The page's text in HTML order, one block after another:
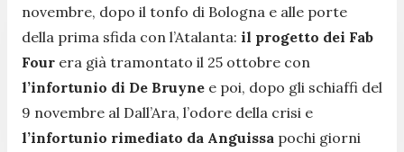
novembre, dopo il tonfo di Bologna e alle porte
della prima sfida con l’Atalanta: il progetto dei Fab
Four era già tramontato il 25 ottobre con
l’infortunio di De Bruyne e poi, dopo gli schiaffi del
9 novembre al Dall’Ara, l’odore della crisi e
l’infortunio rimediato da Anguissa pochi giorni